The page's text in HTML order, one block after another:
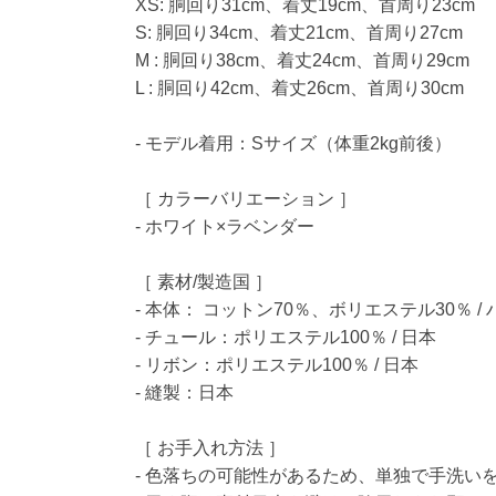
XS: 胴回り31cm、着丈19cm、首周り23cm
S: 胴回り34cm、着丈21cm、首周り27cm
M : 胴回り38cm、着丈24cm、首周り29cm
L : 胴回り42cm、着丈26cm、首周り30cm
- モデル着用：Sサイズ（体重2kg前後）
［ カラーバリエーション ］
- ホワイト×ラベンダー
［ 素材/製造国 ］
- 本体： コットン70％、ボリエステル30％ /
- チュール：ポリエステル100％ / 日本
- リボン：ポリエステル100％ / 日本
- 縫製：日本
［ お手入れ方法 ］
- 色落ちの可能性があるため、単独で手洗い